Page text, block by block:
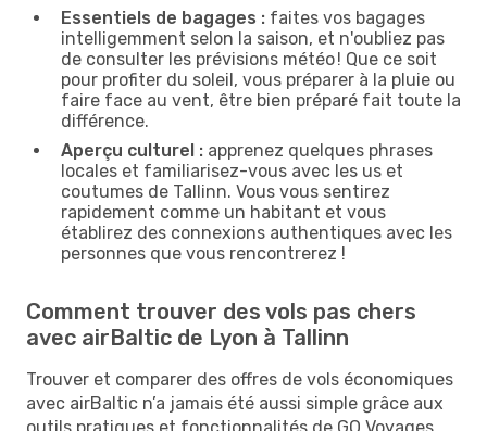
Essentiels de bagages : faites vos bagages
intelligemment selon la saison, et n'oubliez pas
de consulter les prévisions météo ! Que ce soit
pour profiter du soleil, vous préparer à la pluie ou
faire face au vent, être bien préparé fait toute la
différence.
Aperçu culturel : apprenez quelques phrases
locales et familiarisez-vous avec les us et
coutumes de Tallinn. Vous vous sentirez
rapidement comme un habitant et vous
établirez des connexions authentiques avec les
personnes que vous rencontrerez !
Comment trouver des vols pas chers
avec airBaltic de Lyon à Tallinn
Trouver et comparer des offres de vols économiques
avec airBaltic n’a jamais été aussi simple grâce aux